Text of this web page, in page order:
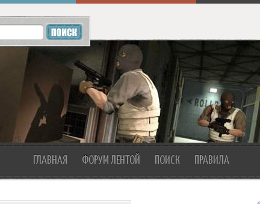
ГЛАВНАЯ ФОРУМ ЛЕНТОЙ ПОИСК ПРАВИЛА